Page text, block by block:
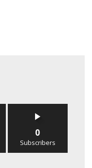
0
Subscribers